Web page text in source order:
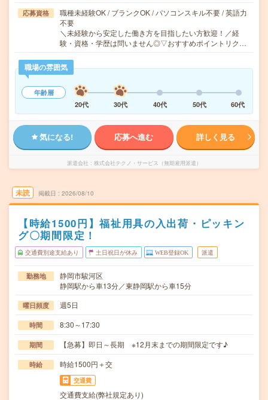
応募資格
職種未経験OK / ブランクOK / パソコンスキル不要 / 英語力
不要
＼未経験から安定した働き方を目指したい方歓迎！／経
験・資格・学歴は問いません◎▽おすすめポイントリク…
職場の雰囲気
年齢層
20代
30代 40代 50代 60代
気になる! 応募へ進む 詳しく見る
派遣会社 株式会社テクノ・サービス（無期雇用派遣）
未読 掲載日 2026/08/10
【時給1500円】福祉用具の入出荷・ピッキン
グ〇期間限定！
交通費別途支給あり 土日祝日が休み WEB登録OK 派遣
勤務地
静岡市駿河区
静岡駅から車13分／東静岡駅から車15分
曜日頻度 週5日
時間 8:30～17:30
期間 【急募】即日～長期 ※12月末までの期間限定です♪
時給 時給1500円＋交
交通費
交通費支給(弊社規定あり)